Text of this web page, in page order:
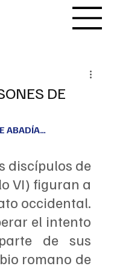
DE
ABADÍA…
discípulos de
VI) figuran a
occidental.
el intento
de sus
romano de